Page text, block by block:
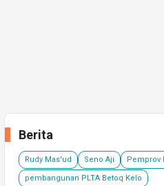
Berita
Rudy Mas'ud Seno Aji Pemprov
pembangunan PLTA Betoq Kelo